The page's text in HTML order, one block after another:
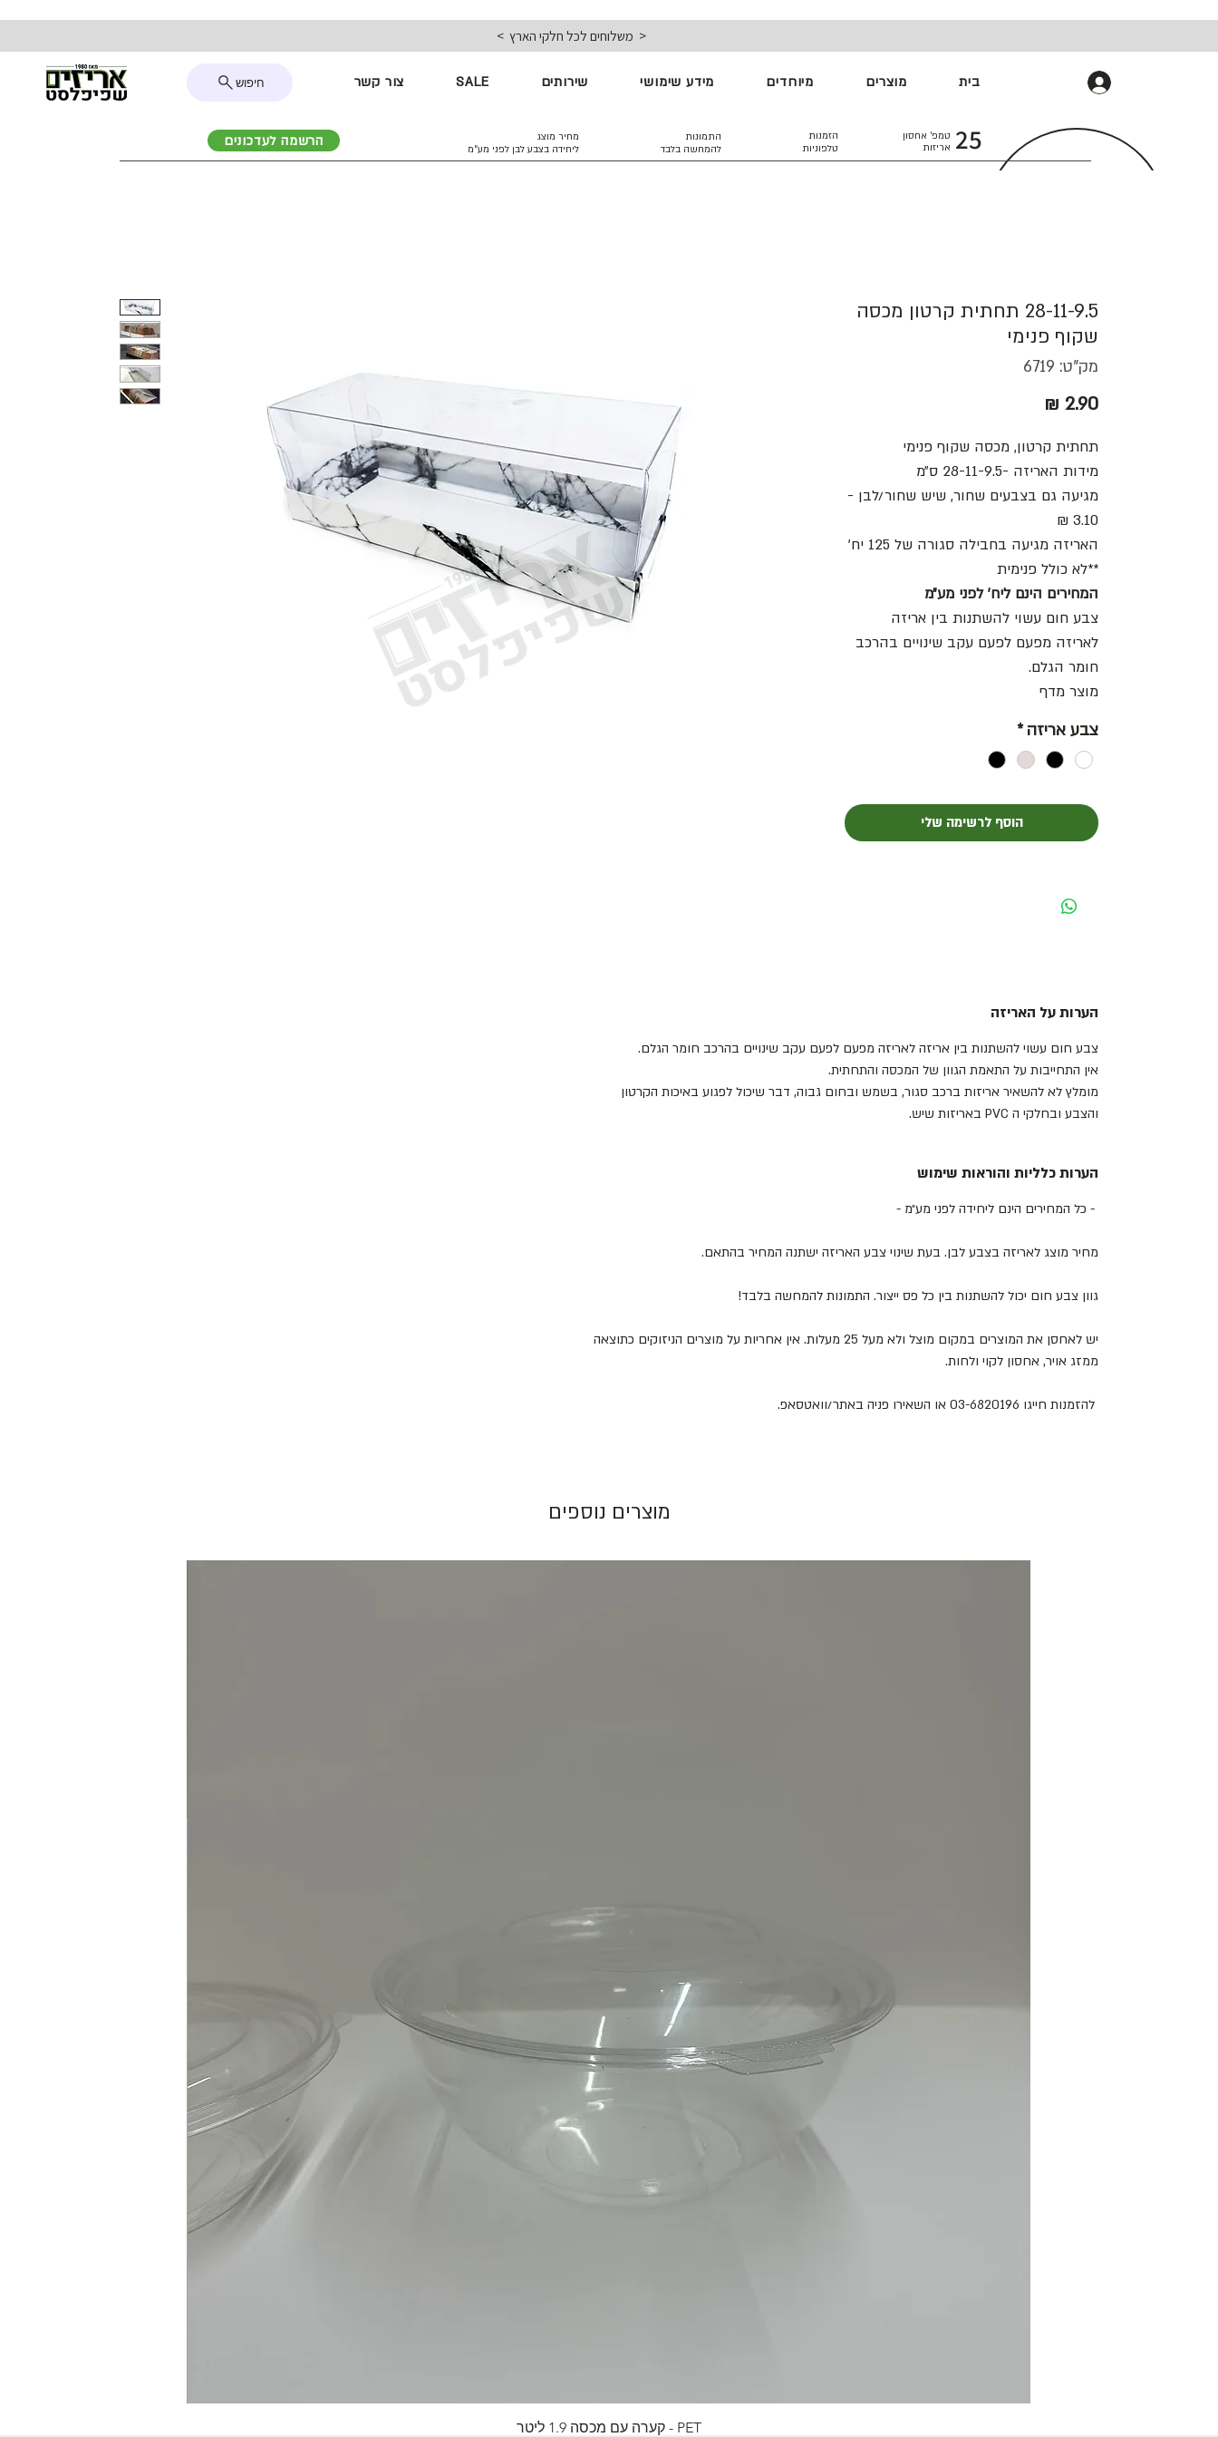
< משלוחים לכל חלקי הארץ >
חיפוש בית מוצרים מיוחדים מידע שימושי שירותים SALE צור קשר
הרשמה לעדכונים
מחיר מוצג
ליחידה בצבע לבן לפני מע״מ
התמונות
להמחשה בלבד
הזמנות
טלפוניות
25 טמפ׳ אחסון
אריזות
28-11-9.5 תחתית קרטון מכסה
שקוף פנימי
מק"ט: 6719
תחתית קרטון, מכסה שקוף פנימי
מידות האריזה -28-11-9.5 ס״מ
מגיעה גם בצבעים שחור, שיש שחור/לבן -
3.10 ₪
האריזה מגיעה בחבילה סגורה של 125 יח׳
**לא כולל פנימית
המחירים הינם ליח׳ לפני מע״מ
צבע חום עשוי להשתנות בין אריזה
לאריזה מפעם לפעם עקב שינויים בהרכב
חומר הגלם.
מוצר מדף
צבע אריזה *
הוסף לרשימה שלי
הערות על האריזה
צבע חום עשוי להשתנות בין אריזה לאריזה מפעם לפעם עקב שינויים בהרכב חומר הגלם.
אין התחייבות על התאמת הגוון של המכסה והתחתית.
מומלץ לא להשאיר אריזות ברכב סגור, בשמש ובחום גבוה, דבר שיכול לפגוע באיכות הקרטון
והצבע ובחלקי ה PVC באריזות שיש.
הערות כלליות והוראות שימוש
- כל המחירים הינם ליחידה לפני מע״מ -
מחיר מוצג לאריזה בצבע לבן. בעת שינוי צבע האריזה ישתנה המחיר בהתאם.
גוון צבע חום יכול להשתנות בין כל פס ייצור. התמונות להמחשה בלבד!
יש לאחסן את המוצרים במקום מוצל ולא מעל 25 מעלות. אין אחריות על מוצרים הניזוקים כתוצאה
ממזג אויר, אחסון לקוי ולחות.
להזמנות חייגו 03-6820196 או השאירו פניה באתר/וואטסאפ.
מוצרים נוספים
PET - קערה עם מכסה 1.9 ליטר